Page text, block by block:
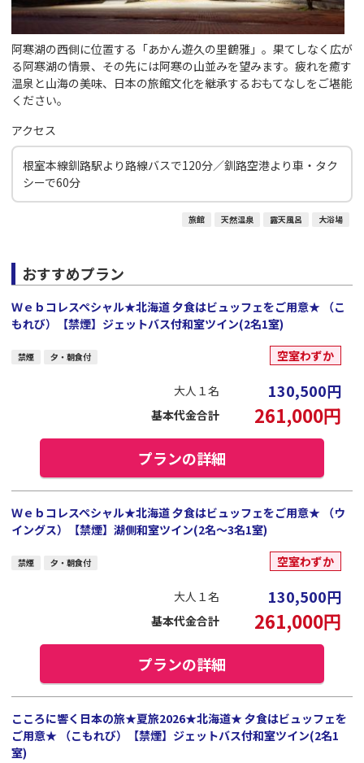
阿寒湖の西側に位置する「あかん遊久の里鶴雅」。果てしなく広が
る阿寒湖の情景、その先には阿寒の山並みを望みます。疲れを癒す
温泉と山海の美味、日本の旅館文化を継承するおもてなしをご堪能
ください。
アクセス
根室本線釧路駅より路線バスで120分／釧路空港より車・タク
シーで60分
旅館 天然温泉 露天風呂 大浴場
おすすめプラン
Ｗｅｂコレスペシャル★北海道 夕食はビュッフェをご用意★ （こ
もれび）【禁煙】ジェットバス付和室ツイン(2名1室)
禁煙 夕・朝食付 空室わずか
大人１名 130,500円
基本代金合計 261,000円
プランの詳細
Ｗｅｂコレスペシャル★北海道 夕食はビュッフェをご用意★ （ウ
イングス）【禁煙】湖側和室ツイン(2名～3名1室)
禁煙 夕・朝食付 空室わずか
大人１名 130,500円
基本代金合計 261,000円
プランの詳細
こころに響く日本の旅★夏旅2026★北海道★ 夕食はビュッフェを
ご用意★ （こもれび）【禁煙】ジェットバス付和室ツイン(2名1
室)